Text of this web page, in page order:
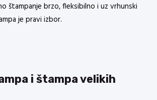
štampanje brzo, fleksibilno i uz vrhunski
je pravi izbor.
i štampa velikih